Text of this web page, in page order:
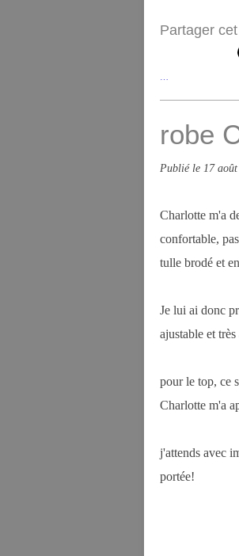
Partager
robe
Publié le 17
Charlotte m'a
confortable,
tulle brodé et
Je lui ai donc
ajustable et
pour le top, ce
Charlotte m'a
j'attends avec
portée!